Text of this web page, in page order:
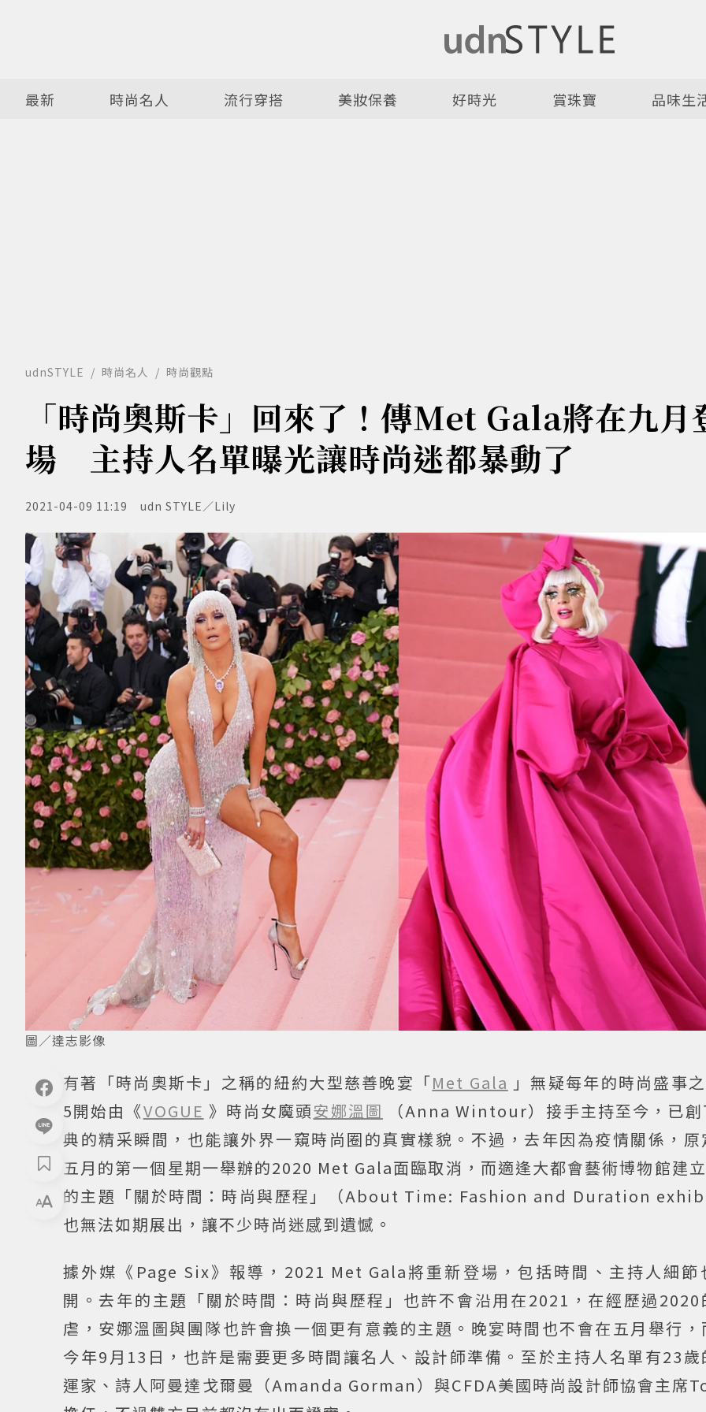
最新 時尚名人 流行穿搭 美妝保養 好時光 賞珠寶 品味生
udnSTYLE 時尚名人 時尚觀點
「時尚奧斯卡」回來了！傳Met Gala將在九月
場 主持人名單曝光讓時尚迷都暴動了
2021-04-09 11:19 udn STYLE／Lily
圖／達志影像
有著「時尚奧斯卡」之稱的紐約大型慈善晚宴「Met Gala 」無疑每年的時尚盛事
5開始由《VOGUE 》時尚女魔頭安娜溫圖
（Anna Wintour）接手主持至今，已
典的精采瞬間，也能讓外界一窺時尚圈的真實樣貌。不過，去年因為疫情關係，
五月的第一個星期一舉辦的2020 Met Gala面臨取消，而適逢大都會藝術博物館建
的主題「關於時間：時尚與歷程」（About Time: Fashion and Duration
也無法如期展出，讓不少時尚迷感到遺憾。
據外媒《Page Six》報導，2021 Met Gala將重新登場，包括時間、主持人細節
開。去年的主題「關於時間：時尚與歷程」也許不會沿用在2021，在經歷過2020
虐，安娜溫圖與團隊也許會換一個更有意義的主題。晚宴時間也不會在五月舉行
今年9月13日，也許是需要更多時間讓名人、設計師準備。至於主持人名單有23
運家、詩人阿曼達戈爾曼（Amanda Gorman）與CFDA美國時尚設計師協會主席